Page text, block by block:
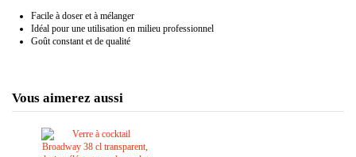
Facile à doser et à mélanger
Idéal pour une utilisation en milieu professionnel
Goût constant et de qualité
Vous aimerez aussi